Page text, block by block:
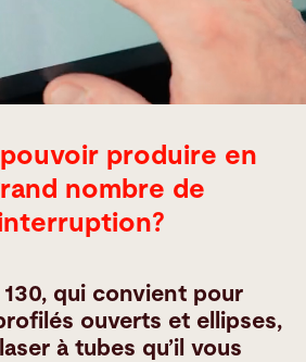
produire en
nombre de
130, qui convient pour
ouverts et ellipses,
à tubes qu’il vous